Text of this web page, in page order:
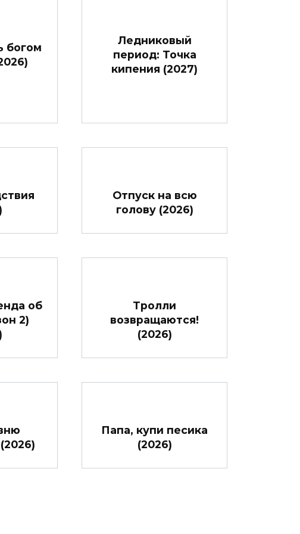
богом
Ледниковый
период: Точка
кипения (2027)
Отпуск на всю
голову (2026)
об
2)
Тролли
возвращаются!
(2026)
Папа, купи песика
(2026)